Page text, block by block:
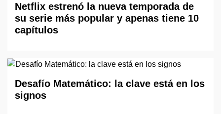
Netflix estrenó la nueva temporada de
su serie más popular y apenas tiene 10
capítulos
Desafío Matemático: la clave está en los
signos